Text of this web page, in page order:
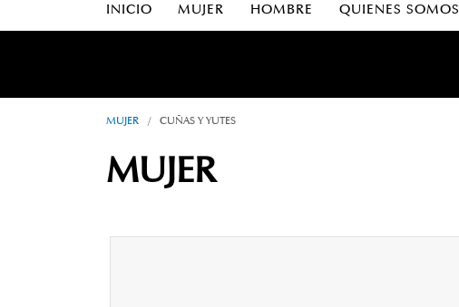
INICIO MUJER HOMBRE QUIENES SOMOS
MUJER / CUÑAS Y YUTES
MUJER